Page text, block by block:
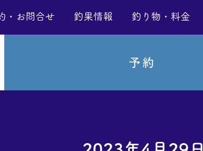
・お問合せ 釣果情報 釣り物・料金
予約